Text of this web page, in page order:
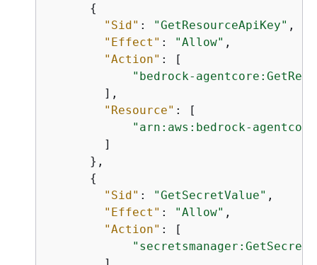
{
"Sid" : "GetResourceApiKey" ,
"Effect" : "Allow" ,
"Action" : [
"bedrock-
        ],
"Resource" : [
"arn:aws:bedrock-
        ]
      },
{
"Sid" : "GetSecretValue" ,
"Effect" : "Allow" ,
"Action" : [